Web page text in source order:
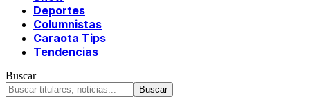
Deportes
Columnistas
Caraota Tips
Tendencias
Buscar